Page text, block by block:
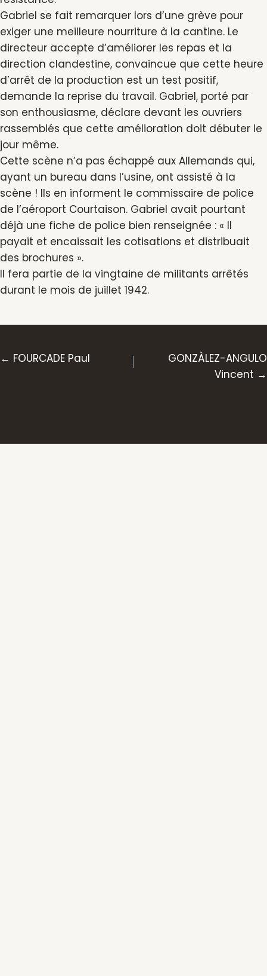
Gabriel se fait remarquer lors d’une grève pour
exiger une meilleure nourriture à la cantine. Le
directeur accepte d’améliorer les repas et la
direction clandestine, convaincue que cette heure
d’arrêt de la production est un test positif,
demande la reprise du travail. Gabriel, porté par
son enthousiasme, déclare devant les ouvriers
rassemblés que cette amélioration doit débuter le
jour même.
Cette scène n’a pas échappé aux Allemands qui,
ayant un bureau dans l’usine, ont assisté à la
scène ! Ils en informent le commissaire de police
de l’aéroport Courtaison. Gabriel avait pourtant
déjà une fiche de police bien renseignée : « Il
payait et encaissait les cotisations et distribuait
des brochures ».
Il fera partie de la vingtaine de militants arrêtés
durant le mois de juillet 1942.
Posts
← FOURCADE Paul
GONZÀLEZ-ANGULO
Vincent →